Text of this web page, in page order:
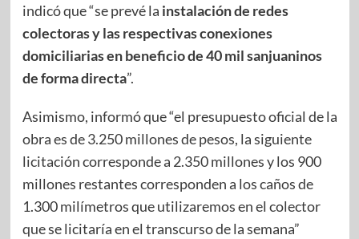
indicó que “se prevé la instalación de redes
colectoras y las respectivas conexiones
domiciliarias en beneficio de 40 mil sanjuaninos
de forma directa”.
Asimismo, informó que “el presupuesto oficial de la
obra es de 3.250 millones de pesos, la siguiente
licitación corresponde a 2.350 millones y los 900
millones restantes corresponden a los caños de
1.300 milímetros que utilizaremos en el colector
que se licitaría en el transcurso de la semana”